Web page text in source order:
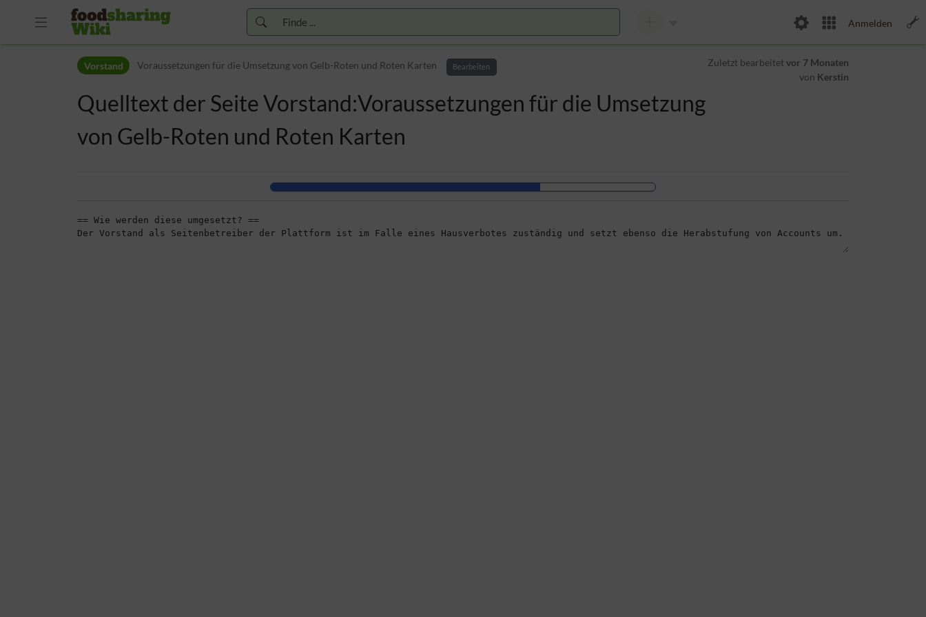
Zur Hauptnavigation
Zum Arbeitsbereich
Anmelden
Vorstand Voraussetzungen für die Umsetzung von Gelb-Roten und Roten Karten Bearbeiten Zuletzt bearbeitetvor 7 Monaten
von Kerstin
Quelltext der Seite Vorstand:Voraussetzungen für die Umsetzung
von Gelb-Roten und Roten Karten